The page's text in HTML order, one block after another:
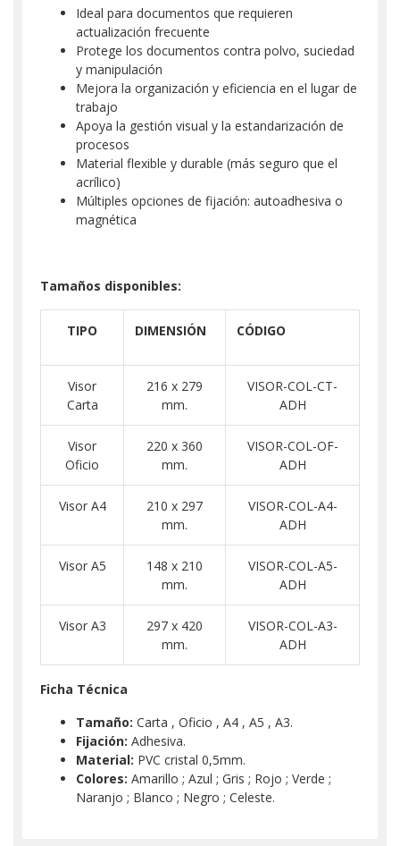
Ideal para documentos que requieren
actualización frecuente
Protege los documentos contra polvo, suciedad
y manipulación
Mejora la organización y eficiencia en el lugar de
trabajo
Apoya la gestión visual y la estandarización de
procesos
Material flexible y durable (más seguro que el
acrílico)
Múltiples opciones de fijación: autoadhesiva o
magnética
Tamaños disponibles:
TIPO DIMENSIÓN CÓDIGO
Visor
Carta
216 x 279
mm.
VISOR-COL-CT-
ADH
Visor
Oficio
220 x 360
mm.
VISOR-COL-OF-
ADH
Visor A4
210 x 297
mm.
VISOR-COL-A4-
ADH
Visor A5
148 x 210
mm.
VISOR-COL-A5-
ADH
Visor A3
297 x 420
mm.
VISOR-COL-A3-
ADH
Ficha Técnica
Tamaño: Carta , Oficio , A4 , A5 , A3.
Fijación: Adhesiva.
Material: PVC cristal 0,5mm.
Colores: Amarillo ; Azul ; Gris ; Rojo ; Verde ;
Naranjo ; Blanco ; Negro ; Celeste.